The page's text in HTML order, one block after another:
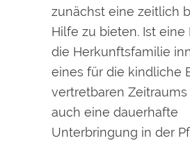
zunächst eine zeitlich
Hilfe zu bieten. Ist eine
die Herkunftsfamilie
eines für die kindliche
vertretbaren
auch eine dauerhafte
Unterbringung in der